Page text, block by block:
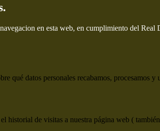
en esta web, en cumplimiento del
qué datos personales recabamos, procesamos
historial de visitas a nuestra página web (